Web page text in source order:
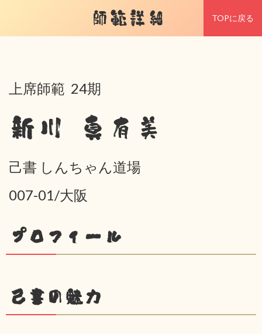
師範詳細 TOPに戻る
上席師範 24期
新川 真有美
己書 しんちゃん道場
007-01/大阪
プロフィール
己書の魅力